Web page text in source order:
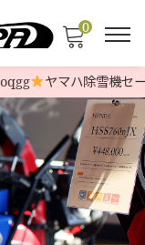
0
ヤマハ除雪機セー